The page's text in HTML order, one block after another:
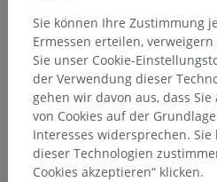
Sie können Ihre Zustimmung
Ermessen erteilen,
Sie unser Cookie-
der Verwendung dieser
gehen wir davon aus, dass
von Cookies auf der
Interesses widersprechen.
dieser Technologien
Cookies akzeptieren“ klicken.